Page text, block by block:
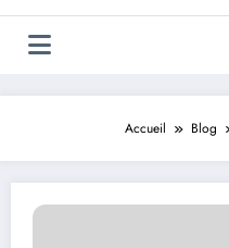
Accueil Blog